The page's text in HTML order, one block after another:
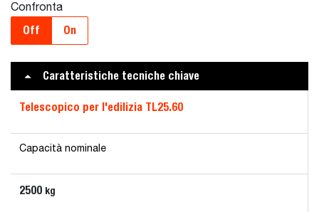
Confronta
Off On
Caratteristiche tecniche chiave
Telescopico per l'edilizia TL25.60
Capacità nominale
2500 kg